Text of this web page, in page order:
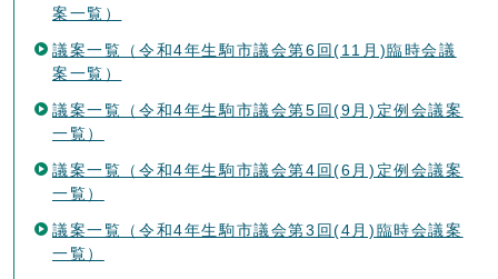
案一覧）
議案一覧（令和4年生駒市議会第6回(11月)臨時会議
案一覧）
議案一覧（令和4年生駒市議会第5回(9月)定例会議案
一覧）
議案一覧（令和4年生駒市議会第4回(6月)定例会議案
一覧）
議案一覧（令和4年生駒市議会第3回(4月)臨時会議案
一覧）